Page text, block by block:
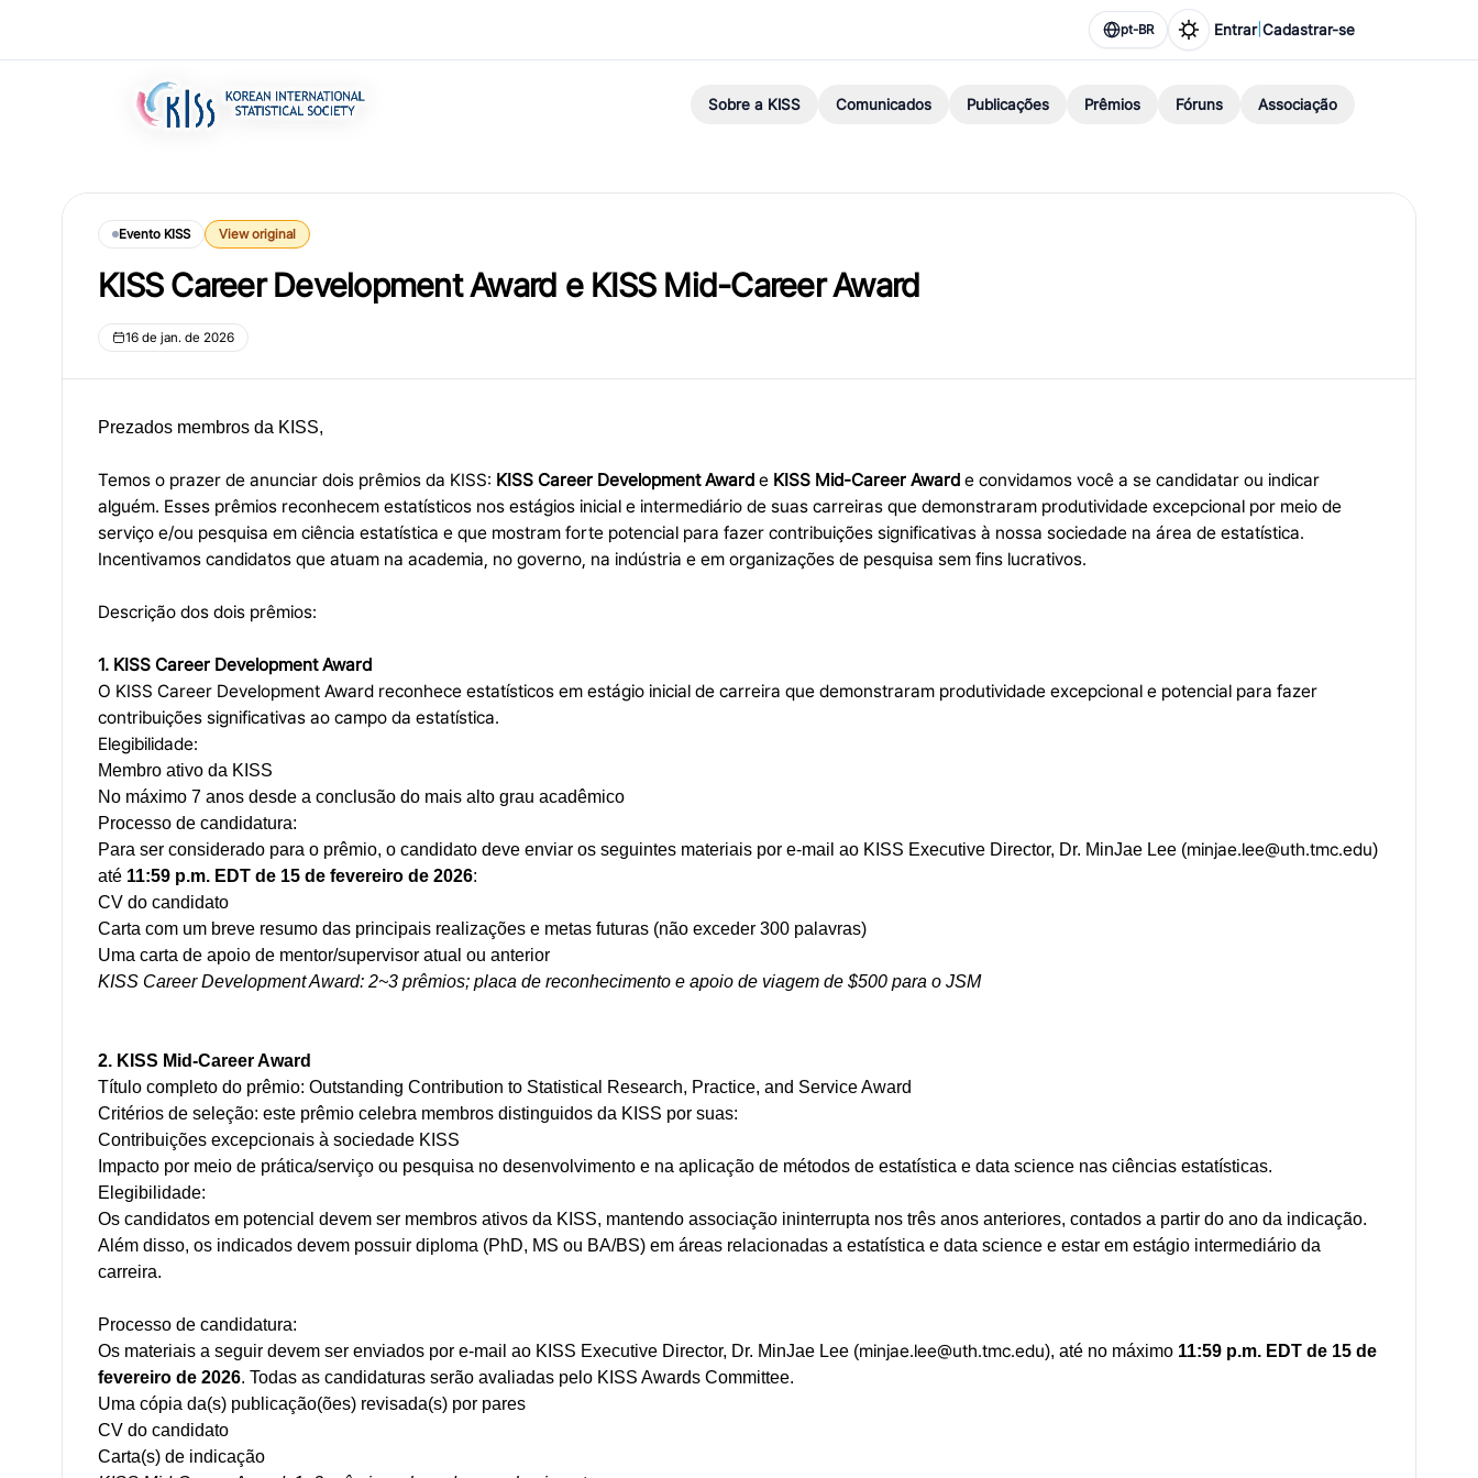
pt-BR Entrar| Cadastrar-se
Sobre a KISS Comunicados Publicações Prêmios Fóruns Associação
Evento KISS View original
KISS Career Development Award e KISS Mid-Career Award
16 de jan. de 2026
Prezados membros da KISS,
Temos o prazer de anunciar dois prêmios da KISS: KISS Career Development Award e KISS Mid-Career Award e convidamos você a se candidatar ou indicar
alguém. Esses prêmios reconhecem estatísticos nos estágios inicial e intermediário de suas carreiras que demonstraram produtividade excepcional por meio de
serviço e/ou pesquisa em ciência estatística e que mostram forte potencial para fazer contribuições significativas à nossa sociedade na área de estatística.
Incentivamos candidatos que atuam na academia, no governo, na indústria e em organizações de pesquisa sem fins lucrativos.
Descrição dos dois prêmios:
1. KISS Career Development Award
O KISS Career Development Award reconhece estatísticos em estágio inicial de carreira que demonstraram produtividade excepcional e potencial para fazer
contribuições significativas ao campo da estatística.
Elegibilidade:
Membro ativo da KISS
No máximo 7 anos desde a conclusão do mais alto grau acadêmico
Processo de candidatura:
Para ser considerado para o prêmio, o candidato deve enviar os seguintes materiais por e-mail ao KISS Executive Director, Dr. MinJae Lee (minjae.lee@uth.tmc.edu)
até 11:59 p.m. EDT de 15 de fevereiro de 2026:
CV do candidato
Carta com um breve resumo das principais realizações e metas futuras (não exceder 300 palavras)
Uma carta de apoio de mentor/supervisor atual ou anterior
KISS Career Development Award: 2~3 prêmios; placa de reconhecimento e apoio de viagem de $500 para o JSM
2. KISS Mid-Career Award
Título completo do prêmio: Outstanding Contribution to Statistical Research, Practice, and Service Award
Critérios de seleção: este prêmio celebra membros distinguidos da KISS por suas:
Contribuições excepcionais à sociedade KISS
Impacto por meio de prática/serviço ou pesquisa no desenvolvimento e na aplicação de métodos de estatística e data science nas ciências estatísticas.
Elegibilidade:
Os candidatos em potencial devem ser membros ativos da KISS, mantendo associação ininterrupta nos três anos anteriores, contados a partir do ano da indicação.
Além disso, os indicados devem possuir diploma (PhD, MS ou BA/BS) em áreas relacionadas a estatística e data science e estar em estágio intermediário da
carreira.
Processo de candidatura:
Os materiais a seguir devem ser enviados por e-mail ao KISS Executive Director, Dr. MinJae Lee (minjae.lee@uth.tmc.edu), até no máximo 11:59 p.m. EDT de 15 de
fevereiro de 2026. Todas as candidaturas serão avaliadas pelo KISS Awards Committee.
Uma cópia da(s) publicação(ões) revisada(s) por pares
CV do candidato
Carta(s) de indicação